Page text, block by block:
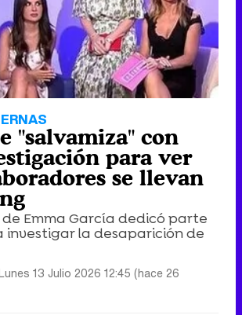
"salvamiza" con
para ver
se llevan
Emma García dedicó parte
investigar la desaparición de
13 Julio 2026 12:45 (hace 26